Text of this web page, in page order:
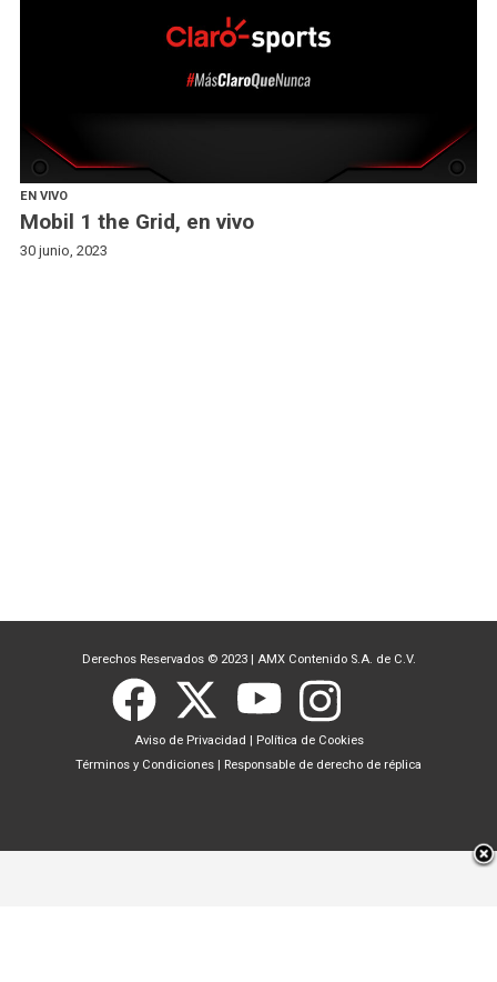
EN VIVO
Mobil 1 the Grid, en vivo
30 junio, 2023
Derechos Reservados © 2023 | AMX Contenido S.A. de C.V.
Aviso de Privacidad | Política de Cookies
Términos y Condiciones | Responsable de derecho de réplica